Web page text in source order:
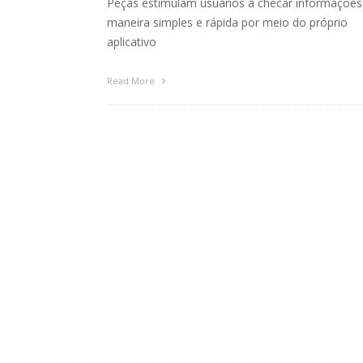
Peças estimulam usuários a checar
maneira simples e rápida por meio do próprio
aplicativo
Read More